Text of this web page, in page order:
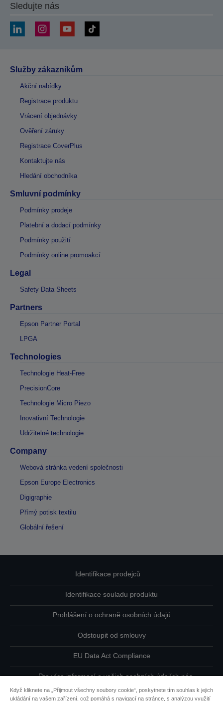
Sledujte nás
Služby zákazníkům
Akční nabídky
Registrace produktu
Vrácení objednávky
Ověření záruky
Registrace CoverPlus
Kontaktujte nás
Hledání obchodníka
Smluvní podmínky
Podmínky prodeje
Platební a dodací podmínky
Podmínky použití
Podmínky online promoakcí
Legal
Safety Data Sheets
Partners
Epson Partner Portal
LPGA
Technologies
Technologie Heat-Free
PrecisionCore
Technologie Micro Piezo
Inovativní Technologie
Udržitelné technologie
Company
Webová stránka vedení společnosti
Epson Europe Electronics
Digigraphie
Přímý potisk textilu
Globální řešení
Identifikace prodejců
Identifikace souladu produktu
Prohlášení o ochraně osobních údajů
Odstoupit od smlouvy
EU Data Act Compliance
Pro více informací o vašich osobních údajích nás
Když kliknete na „Přijmout všechny soubory cookie“, poskytnete tím souhlas k jejich
ukládání na vašem zařízení, což pomáhá s navigací na stránce, s analýzou využití